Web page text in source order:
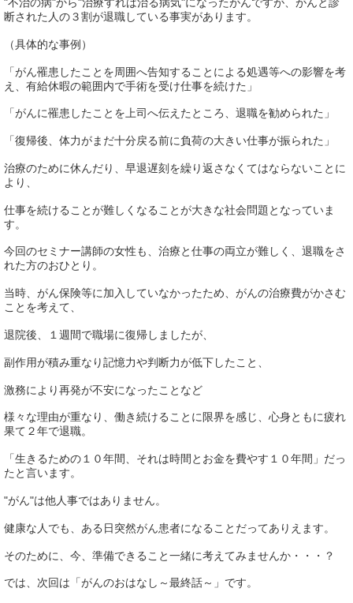
断された人の３割が退職している事実があります。
（具体的な事例）
「がん罹患したことを周囲へ告知することによる処遇等への影響を考
え、有給休暇の範囲内で手術を受け仕事を続けた」
「がんに罹患したことを上司へ伝えたところ、退職を勧められた」
「復帰後、体力がまだ十分戻る前に負荷の大きい仕事が振られた」
治療のために休んだり、早退遅刻を繰り返さなくてはならないことに
より、
仕事を続けることが難しくなることが大きな社会問題となっていま
す。
今回のセミナー講師の女性も、治療と仕事の両立が難しく、退職をさ
れた方のおひとり。
当時、がん保険等に加入していなかったため、がんの治療費がかさむ
ことを考えて、
退院後、１週間で職場に復帰しましたが、
副作用が積み重なり記憶力や判断力が低下したこと、
激務により再発が不安になったことなど
様々な理由が重なり、働き続けることに限界を感じ、心身ともに疲れ
果て２年で退職。
「生きるための１０年間、それは時間とお金を費やす１０年間」だっ
たと言います。
"がん"は他人事ではありません。
健康な人でも、ある日突然がん患者になることだってありえます。
そのために、今、準備できること一緒に考えてみませんか・・・？
では、次回は「がんのおはなし～最終話～」です。